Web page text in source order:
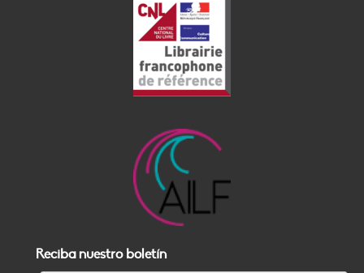
Reciba nuestro boletín